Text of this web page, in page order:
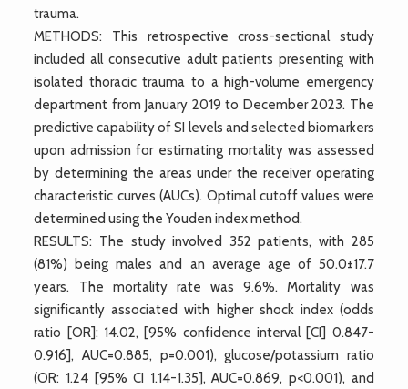
trauma.
METHODS: This retrospective cross-sectional study
included all consecutive adult patients presenting with
isolated thoracic trauma to a high-volume emergency
department from January 2019 to December 2023. The
predictive capability of SI levels and selected biomarkers
upon admission for estimating mortality was assessed
by determining the areas under the receiver operating
characteristic curves (AUCs). Optimal cutoff values were
determined using the Youden index method.
RESULTS: The study involved 352 patients, with 285
(81%) being males and an average age of 50.0±17.7
years. The mortality rate was 9.6%. Mortality was
significantly associated with higher shock index (odds
ratio [OR]: 14.02, [95% confidence interval [CI] 0.847-
0.916], AUC=0.885, p=0.001), glucose/potassium ratio
(OR: 1.24 [95% CI 1.14-1.35], AUC=0.869, p<0.001), and